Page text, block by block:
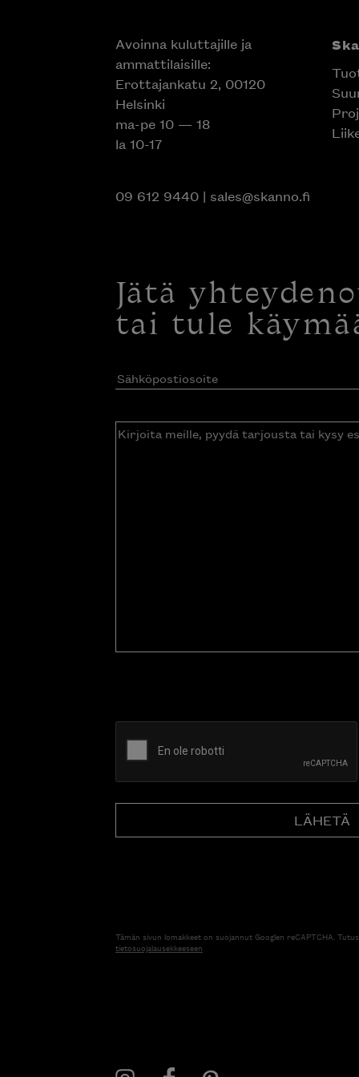
Avoinna kuluttajille ja
ammattilaisille:
Erottajankatu 2, 00120
Helsinki
ma-pe 10 — 18
la 10-17
09 612 9440| sales@skanno.fi
Jätä
tai tule
Sähköpostiosoite(Pakollinen)
Kirjoita
Tämän sivun lomakkeet on suojannut Googlen reCAPTCHA.
tietosuojalausekkeeseen